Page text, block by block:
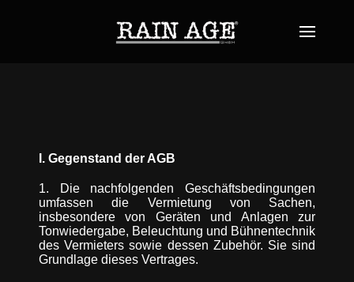
I. Gegenstand der AGB
1. Die nachfolgenden Geschäftsbedingungen
umfassen die Vermietung von Sachen,
insbesondere von Geräten und Anlagen zur
Tonwiedergabe, Beleuchtung und Bühnentechnik
des Vermieters sowie dessen Zubehör. Sie sind
Grundlage dieses Vertrages.